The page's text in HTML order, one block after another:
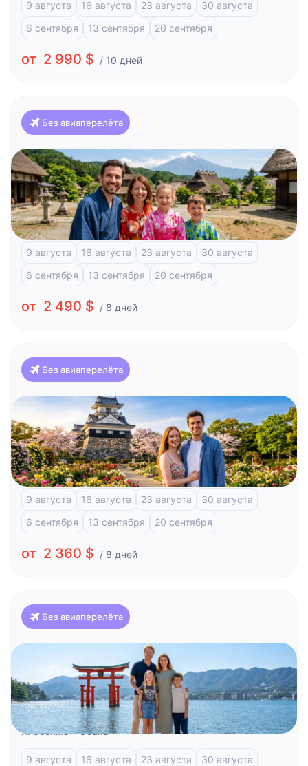
9 августа 16 августа 23 августа
30 августа
6 сентября
13 сентября 20 сентября
от 2 990 $ / 10 дней
Без авиаперелёта
Япония
Классика Японии и отдых на побережье (Токио-
Токио)
Токио Фудзи-Кавагучико Атами Киото
9 августа 16 августа 23 августа
30 августа
6 сентября
13 сентября 20 сентября
от 2 490 $ / 8 дней
Без авиаперелёта
Классика Японии и отдых на побережье (Токио-
Осака)
Токио Фудзи-Кавагучико Атами Киото Осака
9 августа 16 августа 23 августа
30 августа
6 сентября
13 сентября 20 сентября
от 2 360 $ / 8 дней
Без авиаперелёта
Япония
Красоты Японии и отдых на побережье (Токио-
Осака)
Токио Фудзи-Кавагучико Атами
Киото
Хиросима
Осака
9 августа 16 августа 23 августа
30 августа